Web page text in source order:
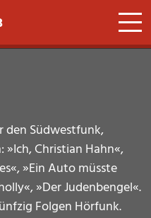
den Südwestfunk,
Christian Hahn«,
»Ein Auto müsste
»Der Judenbengel«.
Folgen Hörfunk.